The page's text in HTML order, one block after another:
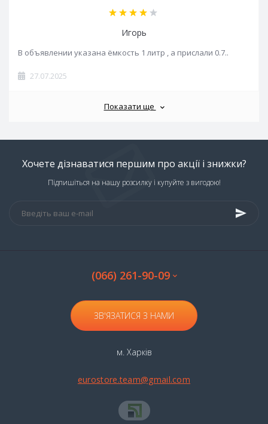
Игорь
В объявлении указана ёмкость 1 литр , а прислали 0.7..
27.07.2025
Показати ще
Хочете дізнаватися першим про акції і знижки?
Підпишіться на нашу розсилку і купуйте з вигодою!
(066) 261-90-09
ЗВ'ЯЗАТИСЯ З НАМИ
м. Харків
eurostore.team@gmail.com